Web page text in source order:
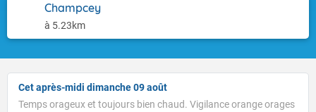
Champcey
à 5.23km
Cet après-midi dimanche 09 août
Temps orageux et toujours bien chaud. Vigilance orange orages